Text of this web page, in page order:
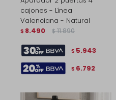
cajones - Línea
Valenciana - Natural
$ 8.490 $ 11.890
$ 5.943
$ 6.792